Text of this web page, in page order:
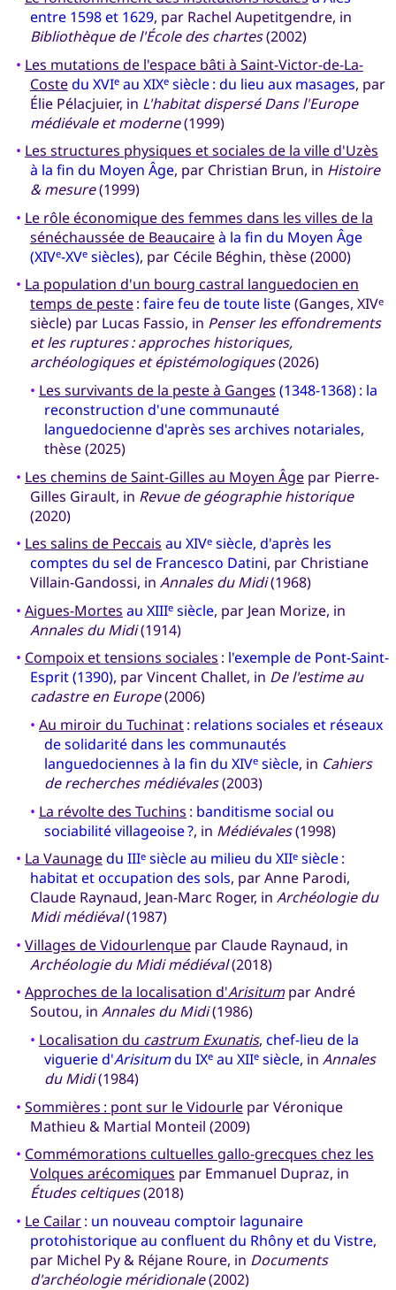
entre 1598 et 1629, par Rachel Aupetitgendre, in
Bibliothèque de l'École des chartes(2002)
• Les mutations de l'espace bâti à Saint-Victor-de-La-
Costedu XVIeau XIXesiècle : du lieu aux masages, par
Élie Pélacjuier, in L'habitat dispersé Dans l'Europe
médiévale et moderne(1999)
• Les structures physiques et sociales de la ville d'Uzès
à la fin du Moyen Âge, par Christian Brun, in Histoire
& mesure(1999)
• Le rôle économique des femmes dans les villes de la
sénéchaussée de Beaucaireà la fin du Moyen Âge
(XIVe-XVesiècles), par Cécile Béghin, thèse (2000)
• La population d'un bourg castral languedocien en
temps de peste: faire feu de toute liste(Ganges, XIVe
siècle) par Lucas Fassio, in Penser les effondrements
et les ruptures : approches historiques,
archéologiques et épistémologiques(2026)
• Les survivants de la peste à Ganges (1348-1368) : la
reconstruction d'une communauté
languedocienne d'après ses archives notariales,
thèse (2025)
• Les chemins de Saint-Gilles au Moyen Âgepar Pierre-
Gilles Girault, in Revue de géographie historique
(2020)
• Les salins de Peccais au XIVesiècle, d'après les
comptes du sel de Francesco Datini, par Christiane
Villain-Gandossi, in Annales du Midi(1968)
• Aigues-Mortes au XIIIesiècle, par Jean Morize, in
Annales du Midi(1914)
• Compoix et tensions sociales : l'exemple de Pont-Saint-
Esprit (1390), par Vincent Challet, in De l'estime au
cadastre en Europe(2006)
• Au miroir du Tuchinat: relations sociales et réseaux
de solidarité dans les communautés
languedociennes à la fin du XIVesiècle, in Cahiers
de recherches médiévales(2003)
• La révolte des Tuchins : banditisme social ou
sociabilité villageoise ?, in Médiévales(1998)
• La Vaunagedu IIIesiècle au milieu du XIIesiècle :
habitat et occupation des sols, par Anne Parodi,
Claude Raynaud, Jean-Marc Roger, in Archéologie du
Midi médiéval(1987)
• Villages de Vidourlenquepar Claude Raynaud, in
Archéologie du Midi médiéval(2018)
• Approches de la localisation d'Arisitumpar André
Soutou, in Annales du Midi(1986)
• Localisation du castrum Exunatis, chef-lieu de la
viguerie d'Arisitumdu IXeau XIIesiècle, in Annales
du Midi(1984)
• Sommières : pont sur le Vidourlepar Véronique
Mathieu & Martial Monteil (2009)
• Commémorations cultuelles gallo-grecques chez les
Volques arécomiques par Emmanuel Dupraz, in
Études celtiques(2018)
• Le Cailar: un nouveau comptoir lagunaire
protohistorique au confluent du Rhôny et du Vistre,
par Michel Py & Réjane Roure, in Documents
d'archéologie méridionale(2002)